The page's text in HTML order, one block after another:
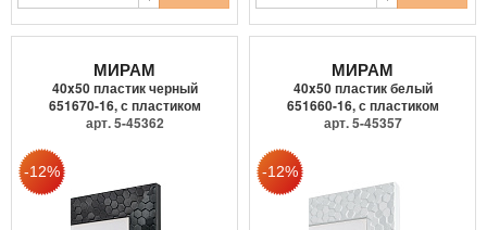
МИРАМ
40x50 пластик черный
651670-16, с пластиком
арт. 5-45362
МИРАМ
40x50 пластик белый
651660-16, с пластиком
арт. 5-45357